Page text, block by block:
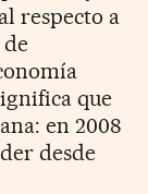
respecto a
que
en 2008
desde